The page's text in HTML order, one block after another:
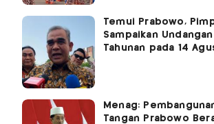
Temui Prabowo,
Sampaikan
Tahunan pada 14
Menag:
Tangan Prabowo